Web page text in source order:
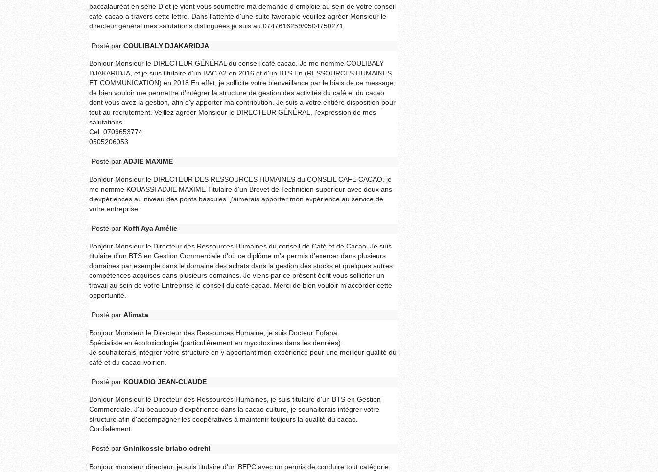
baccalauréat en série D et je vient vous soumettre ma demande d emploie au sein de votre conseil
café-cacao a travers cette lettre. Dans l'attente d'une suite favorable veuillez agréer Monsieur le
directeur général mes salutations distinguées.je suis au 0747616259/0504750271
Posté par COULIBALY DJAKARIDJA
Bonjour Monsieur le DIRECTEUR GÉNÉRAL du conseil café cacao. Je me nomme COULIBALY
DJAKARIDJA, et je suis titulaire d'un BAC A2 en 2016 et d'un BTS En (RESSOURCES HUMAINES
ET COMMUNICATION) en 2018.En effet, je sollicite votre bienveillance par le biais de ce message,
de bien vouloir me permettre d'intégrer la structure de gestion des activités du café et du cacao
dont vous avez la gestion, afin d'y apporter ma contribution. Je suis a votre entière disposition pour
tout au recrutement. Veillez agréer Monsieur le DIRECTEUR GÉNÉRAL, l'expression de mes
salutations.
Cel: 0709653774
0505206053
Posté par ADJIE MAXIME
Bonjour Monsieur le DIRECTEUR DES RESSOURCES HUMAINES du CONSEIL CAFE CACAO. je
me nomme KOUASSI ADJIE MAXIME Titulaire d'un Brevet de Technicien supérieur avec deux ans
d’expériences au niveau des ponts bascules. j'aimerais apporter mon expérience au service de
votre entreprise.
Posté par Koffi Aya Amélie
Bonjour Monsieur le Directeur des Ressources Humaines du conseil de Café et de Cacao. Je suis
titulaire d'un BTS en Gestion Commerciale d'où ce diplôme m'a permis d'exercer dans plusieurs
domaines par exemple dans le domaine des achats dans la gestion des stocks et quelques autres
compétences acquises dans plusieurs domaines. Je viens par ce présent écrit vous solliciter un
travail au sein de votre Entreprise le conseil du café cacao. Merci de bien vouloir m'accorder cette
opportunité.
Posté par Alimata
Bonjour Monsieur le Directeur des Ressources Humaine, je suis Docteur Fofana.
Spécialiste en écotoxicologie (particulièrement en mycotoxines dans les denrées).
Je souhaiterais intégrer votre structure en y apportant mon expérience pour une meilleur qualité du
café et du cacao ivoirien.
Posté par KOUADIO JEAN-CLAUDE
Bonjour Monsieur le Directeur des Ressources Humaines, je suis titulaire d'un BTS en Gestion
Commerciale. J'ai beaucoup d'expérience dans la cacao culture, je souhaiterais intégrer votre
structure afin d'accompagner les coopératives à maintenir toujours la qualité du cacao.
Cordialement
Posté par Gninikossie briabo odrehi
Bonjour monsieur directeur, je suis titulaire d'un BEPC avec un permis de conduire tout catégorie,